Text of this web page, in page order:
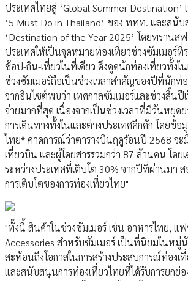
ประเทศไทยสู่ ‘Global Summer
‘5 Must Do in Thailand’ ของ ททท. และสนั
‘Destination of the Year 2025’ โดยทรานส
ประเทศให้เป็นจุดหมายท่องเที่ยวช่วงซัมเมอร์ที่
ช้อป-กิน-เที่ยวในที่เดียว ดึงดูดนักท่องเที่ยวทั้งใ
ช่วงซัมเมอร์ถือเป็นช่วงเวลาสำคัญของปีที่นักท่อ
จากอินไซต์พบว่า เทศกาลซัมเมอร์และช่วงสิ้นปี
จ่ายมากที่สุด เนื่องจากเป็นช่วงเวลาที่มีวันหยุด
การเดินทางทั้งในและต่างประเทศคึกคัก โดยข้
ไทย* คาดการณ์ว่าตารางบินฤดูร้อนปี 2568 จะ
เที่ยวบิน และผู้โดยสารรวมกว่า 87 ล้านคน โดย
ระหว่างประเทศที่เติบโต 30% จากปีที่ผ่านมา
การเติบโตของการท่องเที่ยวไทย"
"ทั้งนี้ สินค้าในช่วงซัมเมอร์ เช่น อาหารไทย, แ
Accessories สำหรับซัมเมอร์ เป็นที่นิยมในหมู่
สะท้อนถึงโอกาสในการสร้างประสบการณ์ท่องเ
และสนับสนุนการท่องเที่ยวไทยที่ได้รับการยกย่